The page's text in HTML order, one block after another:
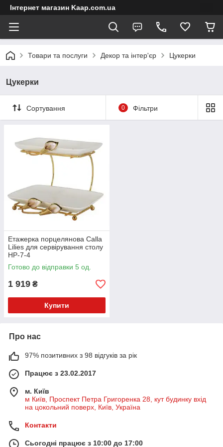
Інтернет магазин Kaap.com.ua
Товари та послуги Декор та інтер'єр Цукерки
Цукерки
Сортування 0 Фільтри
Етажерка порцелянова Calla
Lilies для сервірування столу
HP-7-4
Готово до відправки 5 од.
1 919 ₴
Купити
Про нас
97% позитивних з 98 відгуків за рік
Працює з 23.02.2017
м. Київ
м Київ, Проспект Петра Григоренка 28, кут будинку вхід
на цокольний поверх, Київ, Україна
Контакти
Сьогодні працює з 10:00 до 17:00